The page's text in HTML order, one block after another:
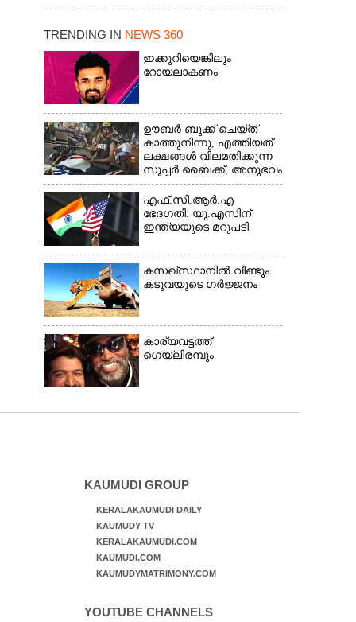
TRENDING IN NEWS 360
ഇക്കുറിയെങ്കിലും
റോയലാകണം
ഊബർ ബുക്ക് ചെയ്‌ത്
കാത്തുനിന്നു,​ എത്തിയത്
ലക്ഷങ്ങൾ വിലമതിക്കുന്ന
സൂപ്പർ ബൈക്ക്,​ അനുഭവം
പങ്കുവച്ച് യുവാവ്
എഫ്.സി.ആർ.എ
ഭേദഗതി: യു.എസിന്
ഇന്ത്യയുടെ മറുപടി
കസഖ്‌സ്ഥാനിൽ വീണ്ടും
കടുവയുടെ ഗർജ്ജനം
കാര്യവട്ടത്ത്
ഗെയ്‌ലിരമ്പും
KAUMUDI GROUP
KERALAKAUMUDI DAILY
KAUMUDY TV
KERALAKAUMUDI.COM
KAUMUDI.COM
KAUMUDYMATRIMONY.COM
YOUTUBE CHANNELS